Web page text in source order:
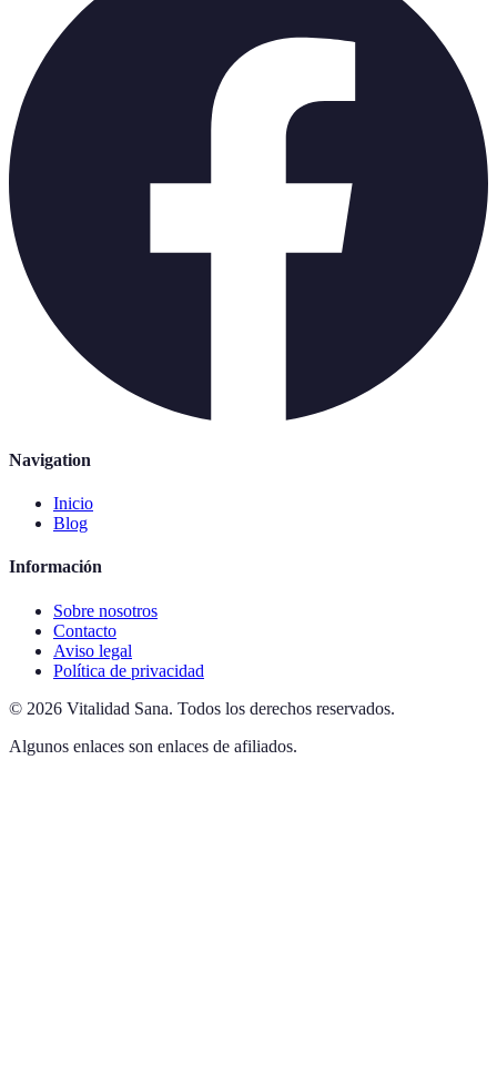
Navigation
Inicio
Blog
Información
Sobre nosotros
Contacto
Aviso legal
Política de privacidad
© 2026 Vitalidad Sana. Todos los derechos reservados.
Algunos enlaces son enlaces de afiliados.